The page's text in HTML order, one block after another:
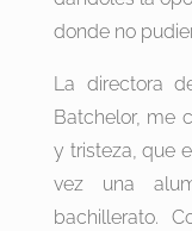
donde no
La directora
Batchelor, me
y tristeza, que
vez una
bachillerato.